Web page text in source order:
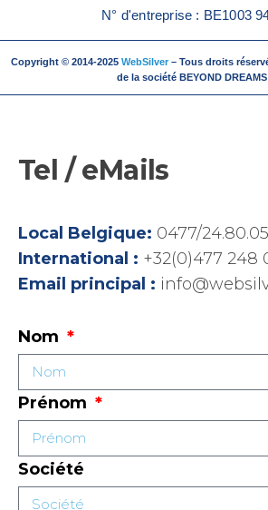
N° d'entreprise : BE1003
Copyright © 2014-2025 WebSilver– Tous droits
de la société BEYOND
Tel / eMails
Local Belgique: 0477/24.80.05
International : +32(0)477 248
Email principal :
Nom
Prénom
Société